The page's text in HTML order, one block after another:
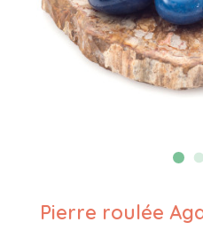
Pierre roulée